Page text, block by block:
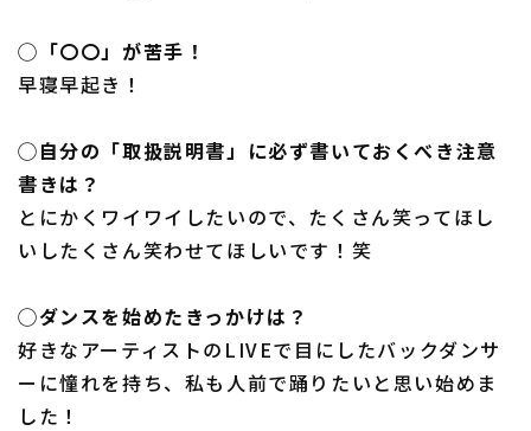
◯「〇〇」が苦手！
早寝早起き！
◯自分の「取扱説明書」に必ず書いておくべき注意
書きは？
とにかくワイワイしたいので、たくさん笑ってほし
いしたくさん笑わせてほしいです！笑
◯ダンスを始めたきっかけは？
好きなアーティストのLIVEで目にしたバックダンサ
ーに憧れを持ち、私も人前で踊りたいと思い始めま
した！